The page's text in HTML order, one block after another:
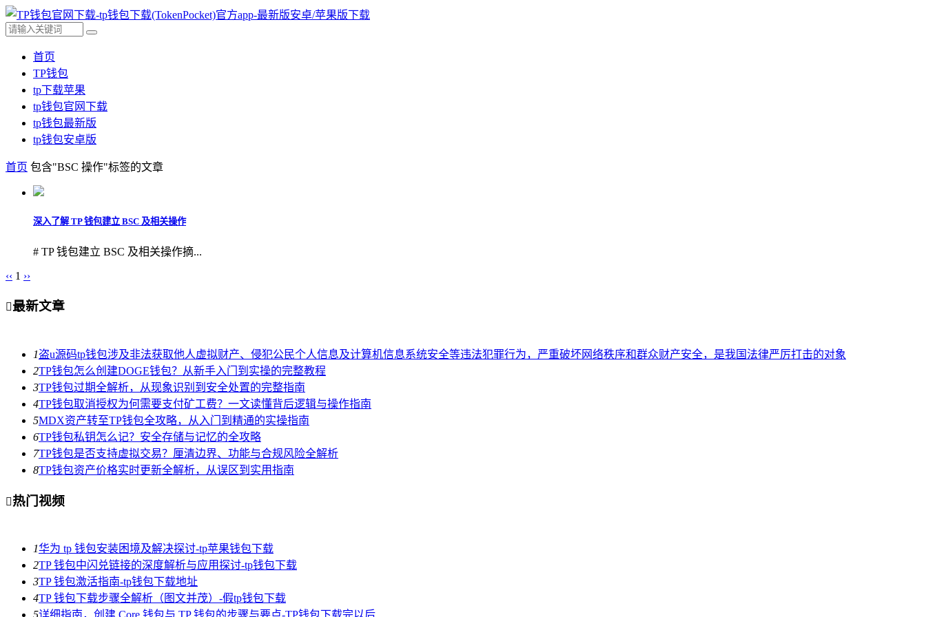
首页
TP钱包
tp下载苹果
tp钱包官网下载
tp钱包最新版
tp钱包安卓版
首页 包含"BSC 操作"标签的文章
深入了解 TP 钱包建立 BSC 及相关操作
# TP 钱包建立 BSC 及相关操作摘...
‹‹ 1 ››
最新文章
1盗u源码tp钱包涉及非法获取他人虚拟财产、侵犯公民个人信息及计算机信息系统安全等违法犯罪行为，严重破坏网络秩序和群众财产安全，是我国法律严厉打击的对象
2TP钱包怎么创建DOGE钱包？从新手入门到实操的完整教程
3TP钱包过期全解析，从现象识别到安全处置的完整指南
4TP钱包取消授权为何需要支付矿工费？一文读懂背后逻辑与操作指南
5MDX资产转至TP钱包全攻略，从入门到精通的实操指南
6TP钱包私钥怎么记？安全存储与记忆的全攻略
7TP钱包是否支持虚拟交易？厘清边界、功能与合规风险全解析
8TP钱包资产价格实时更新全解析，从误区到实用指南
热门视频
1华为 tp 钱包安装困境及解决探讨-tp苹果钱包下载
2TP 钱包中闪兑链接的深度解析与应用探讨-tp钱包下载
3TP 钱包激活指南-tp钱包下载地址
4TP 钱包下载步骤全解析（图文并茂）-假tp钱包下载